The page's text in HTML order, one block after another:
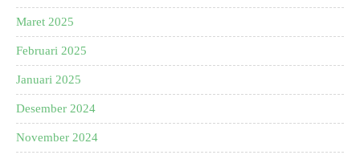
Maret 2025
Februari 2025
Januari 2025
Desember 2024
November 2024